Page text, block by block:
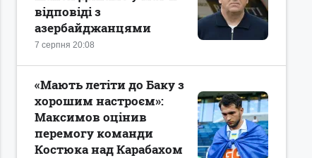
7 серпня 20:08
відповіді з
азербайджанцями
«Мають летіти до Баку з
хорошим настроєм»:
Максимов оцінив
перемогу команди
Костюка над Карабахом